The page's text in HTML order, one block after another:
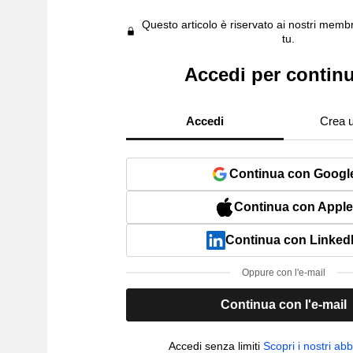
Questo articolo è riservato ai nostri
tu.
Accedi per
Accedi Crea
Continua con
Continua con Apple
Continua con
Oppure con l'e-mail
Continua con l'e-mail
Accedi senza limiti Scopri i nostri